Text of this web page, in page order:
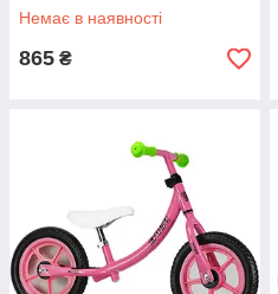
Немає в наявності
865 ₴